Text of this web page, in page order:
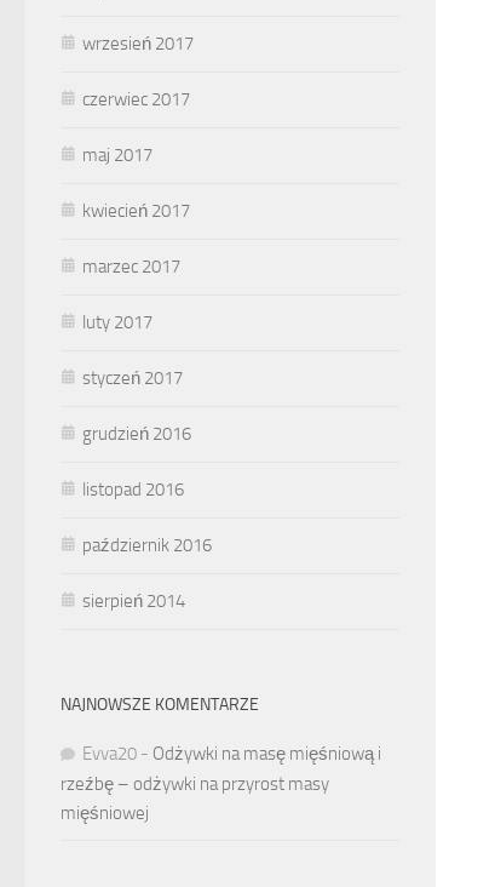
wrzesień 2017
czerwiec 2017
maj 2017
kwiecień 2017
marzec 2017
luty 2017
styczeń 2017
grudzień 2016
listopad 2016
październik 2016
sierpień 2014
NAJNOWSZE KOMENTARZE
Evva20 - Odżywki na masę mięśniową i
rzeźbę – odżywki na przyrost masy
mięśniowej